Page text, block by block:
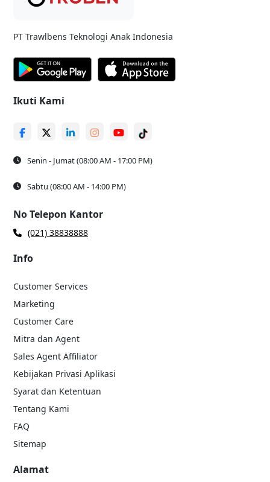
PT Trawlbens Teknologi Anak Indonesia
Ikuti Kami
Senin - Jumat (08:00 AM - 17:00 PM)
Sabtu (08:00 AM - 14:00 PM)
No Telepon Kantor
(021) 38838888
Info
Customer Services
Marketing
Customer Care
Mitra dan Agent
Sales Agent Affiliator
Kebijakan Privasi Aplikasi
Syarat dan Ketentuan
Tentang Kami
FAQ
Sitemap
Alamat